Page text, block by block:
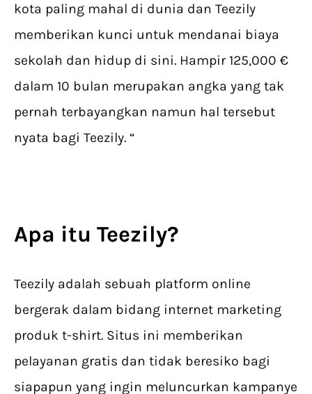
kota paling mahal di dunia dan Teezily
memberikan kunci untuk mendanai biaya
sekolah dan hidup di sini. Hampir 125,000 €
dalam 10 bulan merupakan angka yang tak
pernah terbayangkan namun hal tersebut
nyata bagi Teezily. “
Apa itu Teezily?
Teezily adalah sebuah platform online
bergerak dalam bidang internet marketing
produk t-shirt. Situs ini memberikan
pelayanan gratis dan tidak beresiko bagi
siapapun yang ingin meluncurkan kampanye